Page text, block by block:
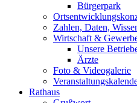
Bürgerpark
Zahlen, Daten,
Wirtschaft &
Unsere
Ärzte
Foto & Videogalerie
Rathaus